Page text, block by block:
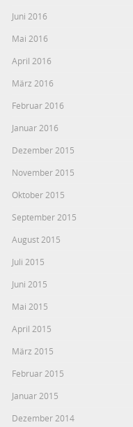
Juni 2016
Mai 2016
April 2016
März 2016
Februar 2016
Januar 2016
Dezember 2015
November 2015
Oktober 2015
September 2015
August 2015
Juli 2015
Juni 2015
Mai 2015
April 2015
März 2015
Februar 2015
Januar 2015
Dezember 2014